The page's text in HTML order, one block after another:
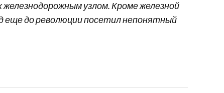
узлом. Кроме железной
еще до революции посетил непонятный